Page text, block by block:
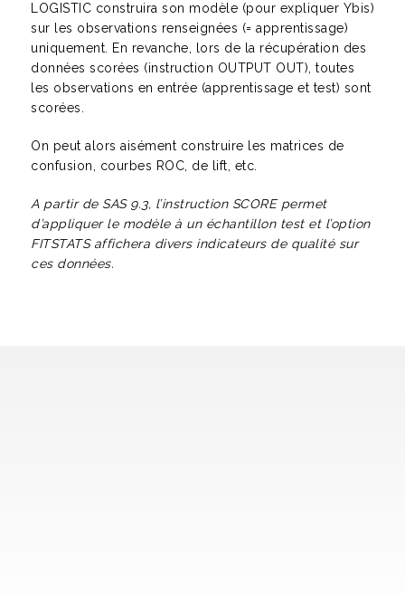
LOGISTIC construira son modèle (pour expliquer Ybis)
sur les observations renseignées (= apprentissage)
uniquement. En revanche, lors de la récupération des
données scorées (instruction OUTPUT OUT), toutes
les observations en entrée (apprentissage et test) sont
scorées.
On peut alors aisément construire les matrices de
confusion, courbes ROC, de lift, etc.
A partir de SAS 9.3, l’instruction SCORE permet
d’appliquer le modèle à un échantillon test et l’option
FITSTATS affichera divers indicateurs de qualité sur
ces données.